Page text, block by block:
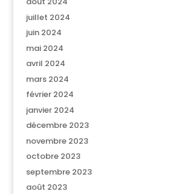
juillet 2024
juin 2024
mai 2024
avril 2024
mars 2024
février 2024
janvier 2024
décembre 2023
novembre 2023
octobre 2023
septembre 2023
août 2023